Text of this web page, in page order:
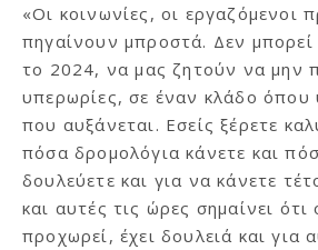
«Οι κοινωνίες, οι εργαζόμενοι
πηγαίνουν μπροστά. Δεν
το 2024, να μας ζητούν να μην
υπερωρίες, σε έναν κλάδο όπου
που αυξάνεται. Εσείς ξέρετε
πόσα δρομολόγια κάνετε και
δουλεύετε και για να κάνετε
και αυτές τις ώρες σημαίνει ότι
προχωρεί, έχει δουλειά και για